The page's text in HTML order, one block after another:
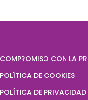
COMPROMISO CON LA
POLÍTICA DE COOKIES
POLÍTICA DE PRIVACIDAD